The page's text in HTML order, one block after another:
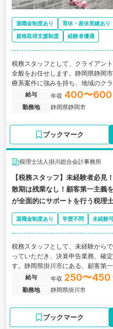
退職金制度あり 育休・産休実績あり
資格取得支援制度
経験者優遇
税務スタッフとして、クライアン
全般をお任せします。静岡県静岡
療系案件に強みを持ち、地域のク
税理士法人の求人です。
給与 年収 400〜600
勤務地
静岡県静岡市
ブックマーク
税理士法人掛川総合会計事務所
【税務スタッフ】未経験者必見
散期は残業なし！顧客第一主義
が全面的にサポートを行う税理
退職金制度あり 学歴不問 未経験
税務スタッフとして、未経験から
っていただき、決算申告業務、確
す。静岡県掛川市にある、顧客第
ッフが全面的にサポートを行う税
給与 年収 250〜450
勤務地
静岡県掛川市
ブックマーク